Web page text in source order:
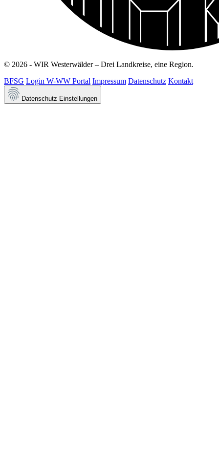
© 2026 - WIR Westerwälder – Drei Landkreise, eine Region.
BFSG Login W-WW Portal Impressum Datenschutz Kontakt
Datenschutz Einstellungen